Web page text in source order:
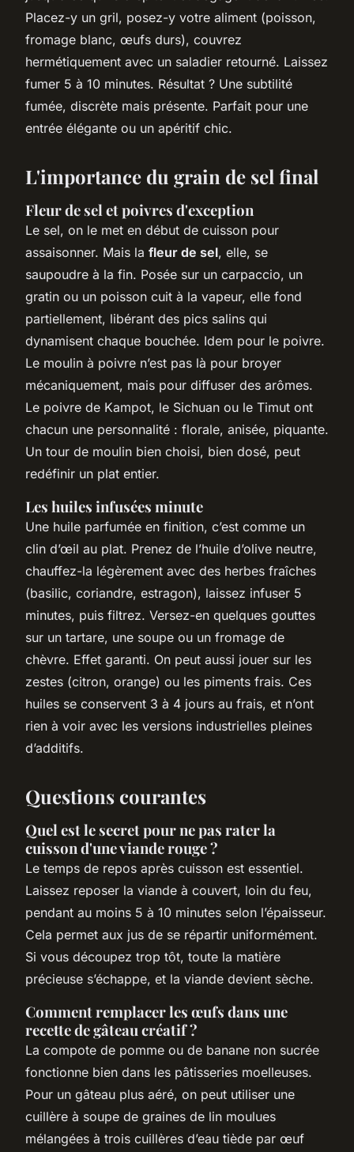
Placez-y un gril, posez-y votre aliment (poisson,
fromage blanc, œufs durs), couvrez
hermétiquement avec un saladier retourné. Laissez
fumer 5 à 10 minutes. Résultat ? Une subtilité
fumée, discrète mais présente. Parfait pour une
entrée élégante ou un apéritif chic.
L'importance du grain de sel final
Fleur de sel et poivres d'exception
Le sel, on le met en début de cuisson pour
assaisonner. Mais la fleur de sel, elle, se
saupoudre à la fin. Posée sur un carpaccio, un
gratin ou un poisson cuit à la vapeur, elle fond
partiellement, libérant des pics salins qui
dynamisent chaque bouchée. Idem pour le poivre.
Le moulin à poivre n’est pas là pour broyer
mécaniquement, mais pour diffuser des arômes.
Le poivre de Kampot, le Sichuan ou le Timut ont
chacun une personnalité : florale, anisée, piquante.
Un tour de moulin bien choisi, bien dosé, peut
redéfinir un plat entier.
Les huiles infusées minute
Une huile parfumée en finition, c’est comme un
clin d’œil au plat. Prenez de l’huile d’olive neutre,
chauffez-la légèrement avec des herbes fraîches
(basilic, coriandre, estragon), laissez infuser 5
minutes, puis filtrez. Versez-en quelques gouttes
sur un tartare, une soupe ou un fromage de
chèvre. Effet garanti. On peut aussi jouer sur les
zestes (citron, orange) ou les piments frais. Ces
huiles se conservent 3 à 4 jours au frais, et n’ont
rien à voir avec les versions industrielles pleines
d’additifs.
Questions courantes
Quel est le secret pour ne pas rater la
cuisson d'une viande rouge ?
Le temps de repos après cuisson est essentiel.
Laissez reposer la viande à couvert, loin du feu,
pendant au moins 5 à 10 minutes selon l’épaisseur.
Cela permet aux jus de se répartir uniformément.
Si vous découpez trop tôt, toute la matière
précieuse s’échappe, et la viande devient sèche.
Comment remplacer les œufs dans une
recette de gâteau créatif ?
La compote de pomme ou de banane non sucrée
fonctionne bien dans les pâtisseries moelleuses.
Pour un gâteau plus aéré, on peut utiliser une
cuillère à soupe de graines de lin moulues
mélangées à trois cuillères d’eau tiède par œuf